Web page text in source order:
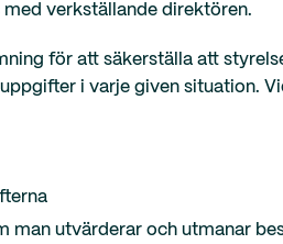
verkställande direktören.
för att säkerställa att
i varje given situation.
utvärderar och utmanar